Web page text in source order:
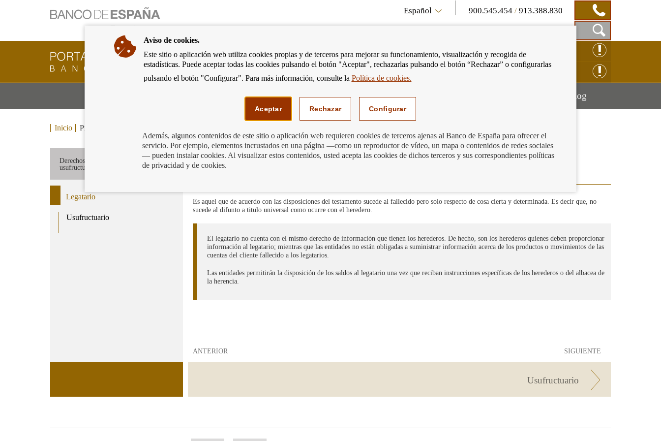
Ir
a
página
de
inicio
del
Español 900.545.454 /913.388.830
Mostrar
Caja
de
Búsqueda
Cliente
Bancario
Banco
ir
a
RECLAMACIÓN ONLINE
Podemos ayudarte Mostrar
menú
BlogMostrar
Inicio Productos y servicios bancarios
Legatario
Es aquel que de acuerdo con las disposiciones del testamento sucede al fallecido pero solo respecto de cosa cierta y determinada. Es decir que, no
sucede al difunto a titulo universal como ocurre con el heredero.
El legatario no cuenta con el mismo derecho de información que tienen los herederos. De hecho, son los herederos quienes deben proporcionar
información al legatario; mientras que las entidades no están obligadas a suministrar información acerca de los productos o movimientos de las
cuentas del cliente fallecido a los legatarios.
Las entidades permitirán la disposición de los saldos al legatario una vez que reciban instrucciones específicas de los herederos o del albacea de
la herencia.
ANTERIOR SIGUIENTE
Usufructuario
Derechos de los legatarios y
usufructuarios
Legatario
Usufructuario
Aviso de cookies.
Este sitio o aplicación web utiliza cookies propias y de terceros para mejorar su funcionamiento, visualización y recogida de
estadísticas. Puede aceptar todas las cookies pulsando el botón "Aceptar", rechazarlas pulsando el botón “Rechazar” o configurarlas
pulsando el botón "Configurar". Para más información, consulte la Política de cookies.
Aceptar Rechazar Configurar
Además, algunos contenidos de este sitio o aplicación web requieren cookies de terceros ajenas al Banco de España para ofrecer el
servicio. Por ejemplo, elementos incrustados en una página —como un reproductor de vídeo, un mapa o contenidos de redes sociales
— pueden instalar cookies. Al visualizar estos contenidos, usted acepta las cookies de dichos terceros y sus correspondientes políticas
de privacidad y de cookies.